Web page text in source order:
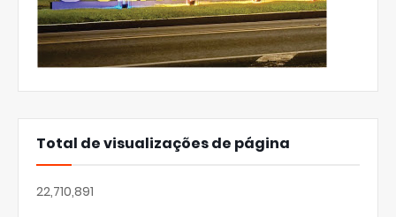
Total de visualizações de página
22,710,891